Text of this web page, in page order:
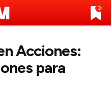
0
Acciones:
para